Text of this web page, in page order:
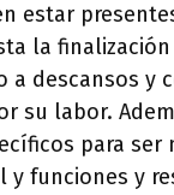
estar
la
a descansos y
su labor.
para ser
y funciones y